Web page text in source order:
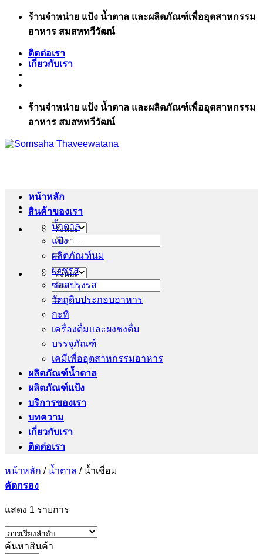
ข้าม
เนื้อหา
ร้านจำหน่าย แป้ง น้ำตาล และผลิตภัณฑ์เพื่ออุตสาหกรรม
อาหาร สมสหทวีวัฒน์
ติดต่อเรา
เกี่ยวกับเรา
ร้านจำหน่าย แป้ง น้ำตาล และผลิตภัณฑ์เพื่ออุตสาหกรรม
อาหาร สมสหทวีวัฒน์
ค้นหา:
ค้นหา:
หน้าหลัก
สินค้าของเรา
น้ำตาล
แป้ง
ผลิตภัณฑ์นม
ผงชูรส
ซอสปรุงรส
วัตถุดิบประกอบอาหาร
กะทิ
เครื่องดื่มและผงชงดื่ม
บรรจุภัณฑ์
เคมีเพื่ออุตสาหกรรมอาหาร
ผลิตภัณฑ์น้ำตาล
ผลิตภัณฑ์แป้ง
บริการของเรา
บทความ
เกี่ยวกับเรา
ติดต่อเรา
หน้าหลัก / น้ำตาล /น้ำเชื่อม
คัดกรอง
แสดง 1 รายการ
ค้นหาสินค้า